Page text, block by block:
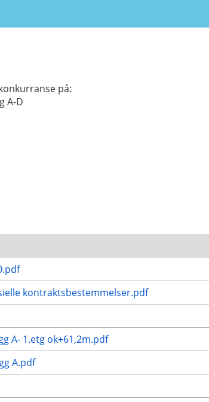
på:
A-D
kontraktsbestemmelser.pdf
A- 1.etg ok+61,2m.pdf
A.pdf